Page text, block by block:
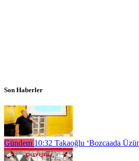
Son Haberler
Gündem 10:32 Takaoğlu ‘Bozcaada